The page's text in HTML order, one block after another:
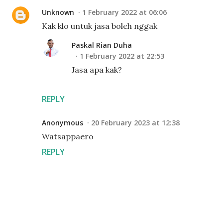
Unknown 1 February 2022 at 06:06
Kak klo untuk jasa boleh nggak
REPLY
Paskal Rian Duha
1 February 2022 at 22:53
Jasa apa kak?
Anonymous 20 February 2023 at 12:38
Watsappaero
REPLY